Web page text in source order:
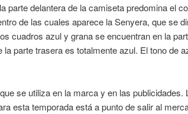
parte delantera de la camiseta predomina el
de las cuales aparece la Senyera, que se
cuadros azul y grana se encuentran en la
la parte trasera es totalmente azul. El tono de
se utiliza en la marca y en las publicidades.
esta temporada está a punto de salir al